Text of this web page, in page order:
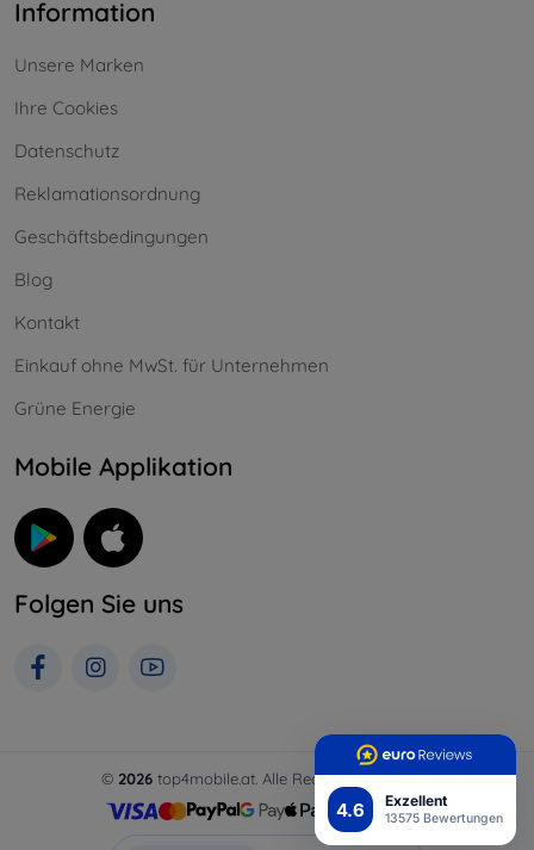
4.6 Exzellent
13575 Bewertungen
Information
Unsere Marken
Ihre Cookies
Datenschutz
Reklamationsordnung
Geschäftsbedingungen
Blog
Kontakt
Einkauf ohne MwSt. für Unternehmen
Grüne Energie
Mobile Applikation
Folgen Sie uns
© 2026top4mobile.at. Alle Rechte vorbehalten.